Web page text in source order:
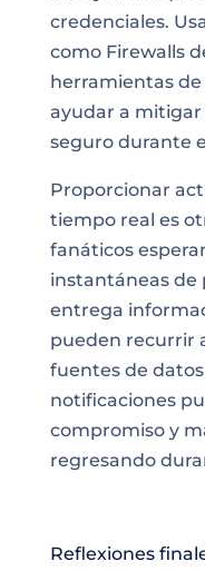
credenciales.
como Firewalls
herramientas
ayudar a
seguro durante
Proporcionar
tiempo real es
fanáticos
instantáneas de
entrega
pueden recurrir
fuentes de
notificaciones
compromiso y
regresando
Reflexiones